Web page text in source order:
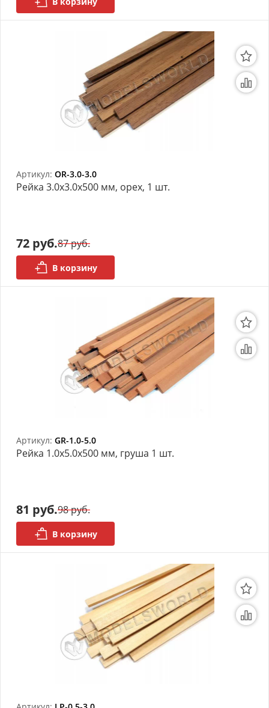
Артикул: OR-3.0-3.0
Рейка 3.0х3.0x500 мм, орех, 1 шт.
72 руб.87 руб.
В корзину
Артикул: GR-1.0-5.0
Рейка 1.0х5.0x500 мм, груша 1 шт.
81 руб.98 руб.
В корзину